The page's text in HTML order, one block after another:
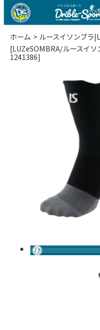
ホーム
ルースイソンブラ
[LUZeSOMBRA/ルースイソ
1241386]